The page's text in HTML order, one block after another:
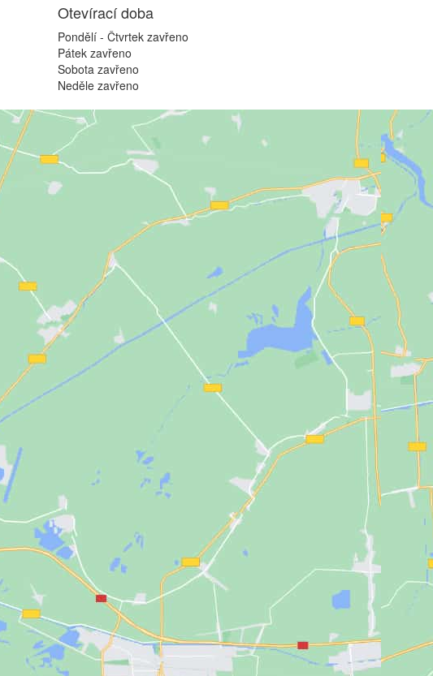
Otevírací doba
Pondělí - Čtvrtek zavřeno
Pátek zavřeno
Sobota zavřeno
Neděle zavřeno